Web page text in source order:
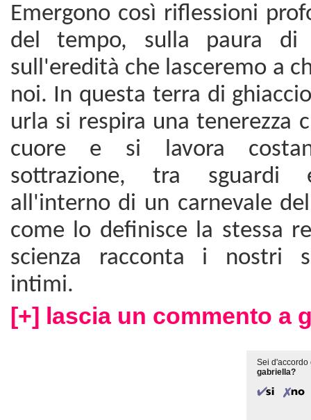
Emergono così riflessioni
del tempo, sulla paura di
sull'eredità che lasceremo a
noi. In questa terra di
urla si respira una tenerezza
cuore e si lavora
sottrazione, tra sguardi
all'interno di un carnevale
come lo definisce la stessa
scienza racconta i nostri
intimi.
[+] lascia un commento a
Sei d'accordo
gabriella?